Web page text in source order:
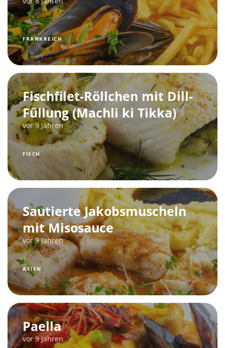
FRANKREICH
Fischfilet-Röllchen mit Dill-
Füllung (Machli ki Tikka)
vor 9 Jahren
FISCH
Sautierte Jakobsmuscheln
mit Misosauce
vor 9 Jahren
ASIEN
Paella
vor 9 Jahren